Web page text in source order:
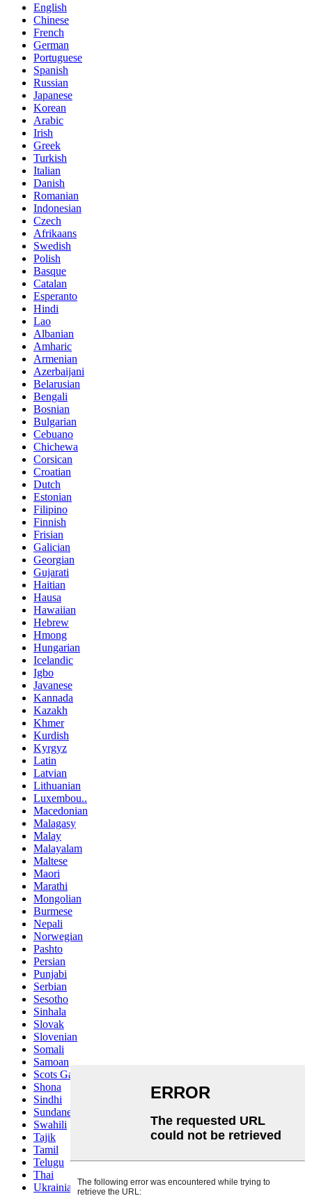
English
Chinese
French
German
Portuguese
Spanish
Russian
Japanese
Korean
Arabic
Irish
Greek
Turkish
Italian
Danish
Romanian
Indonesian
Czech
Afrikaans
Swedish
Polish
Basque
Catalan
Esperanto
Hindi
Lao
Albanian
Amharic
Armenian
Azerbaijani
Belarusian
Bengali
Bosnian
Bulgarian
Cebuano
Chichewa
Corsican
Croatian
Dutch
Estonian
Filipino
Finnish
Frisian
Galician
Georgian
Gujarati
Haitian
Hausa
Hawaiian
Hebrew
Hmong
Hungarian
Icelandic
Igbo
Javanese
Kannada
Kazakh
Khmer
Kurdish
Kyrgyz
Latin
Latvian
Lithuanian
Luxembou..
Macedonian
Malagasy
Malay
Malayalam
Maltese
Maori
Marathi
Mongolian
Burmese
Nepali
Norwegian
Pashto
Persian
Punjabi
Serbian
Sesotho
Sinhala
Slovak
Slovenian
Somali
Samoan
Scots Gaelic
Shona
Sindhi
Sundanese
Swahili
Tajik
Tamil
Telugu
Thai
Ukrainian